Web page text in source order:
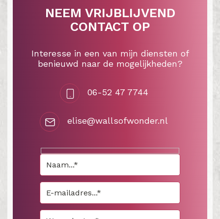
NEEM VRIJBLIJVEND
CONTACT OP
Interesse in een van mijn diensten of
benieuwd naar de mogelijkheden?
06-52 47 7744
elise@wallsofwonder.nl